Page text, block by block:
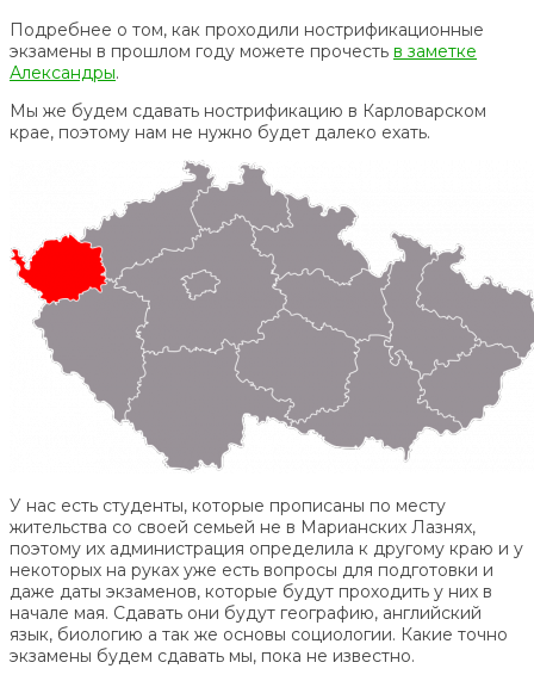
Подребнее о том, как проходили нострификационные
экзамены в прошлом году можете прочесть в заметке
Александры.
Мы же будем сдавать нострификацию в Карловарском
крае, поэтому нам не нужно будет далеко ехать.
У нас есть студенты, которые прописаны по месту
жительства со своей семьей не в Марианских Лазнях,
поэтому их администрация определила к другому краю и у
некоторых на руках уже есть вопросы для подготовки и
даже даты экзаменов, которые будут проходить у них в
начале мая. Сдавать они будут географию, английский
язык, биологию а так же основы социологии. Какие точно
экзамены будем сдавать мы, пока не известно.